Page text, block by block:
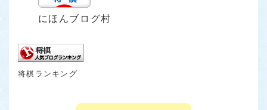
にほんブログ村
将棋ランキング